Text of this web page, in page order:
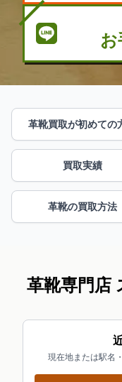
お
革靴買取が初めての
買取実績
革靴の買取方法
革靴専門店
現在地または駅名